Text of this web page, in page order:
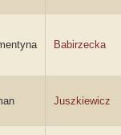
Babirzecka
Juszkiewicz